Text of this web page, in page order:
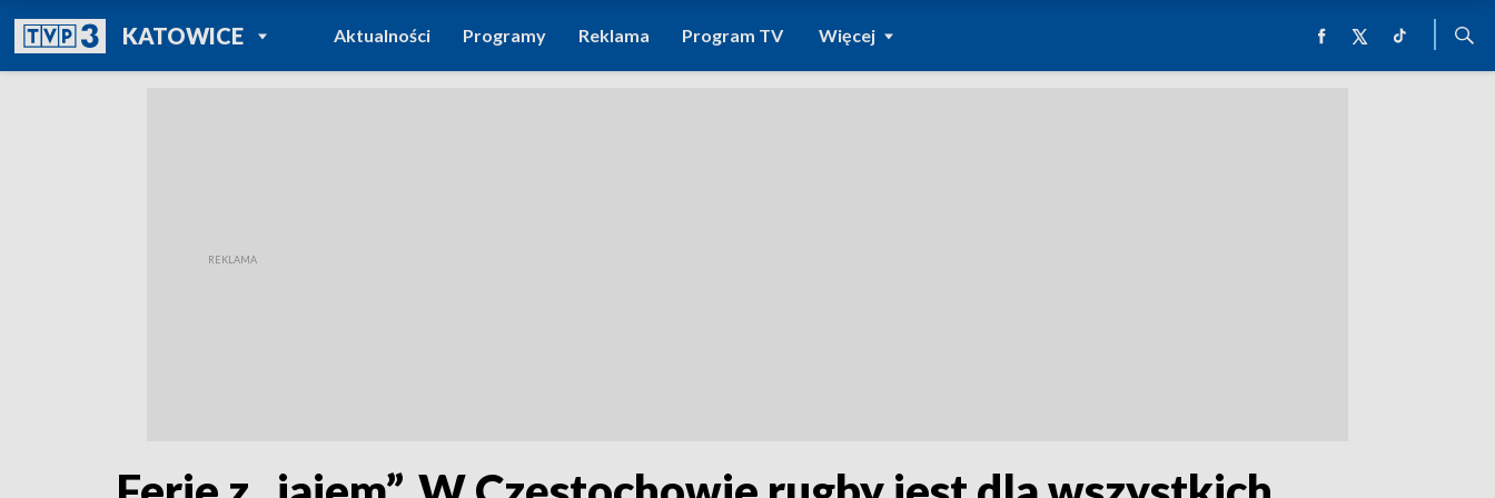
KATOWICEPOWRÓT DO
TVP REGIONY
Aktualności Programy Reklama Program TV Więcej